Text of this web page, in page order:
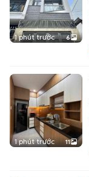
1 phút trước 6
1 phút trước 11